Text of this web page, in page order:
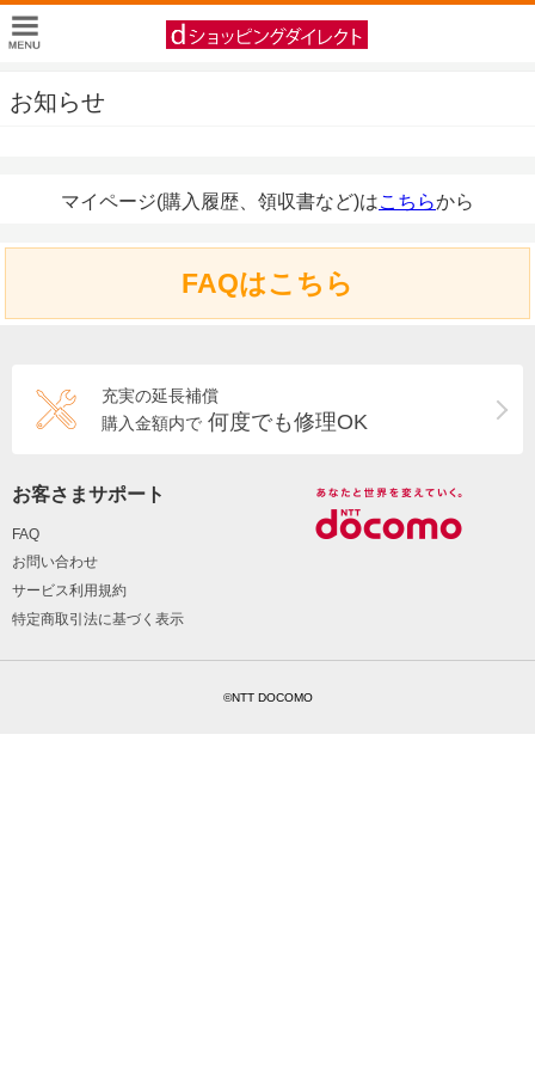
お知らせ
マイページ(購入履歴、領収書など)はこちらから
FAQはこちら
充実の延長補償
購入金額内で 何度でも修理OK
お客さまサポート
FAQ
お問い合わせ
サービス利用規約
特定商取引法に基づく表示
©NTT DOCOMO